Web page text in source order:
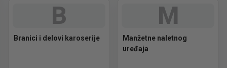
B
Branici i delovi karoserije
M
Manžetne naletnog
uređaja